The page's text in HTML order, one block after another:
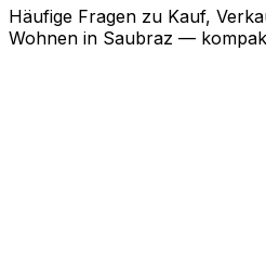
Häufige Fragen zu Kauf,
Wohnen in Saubraz —